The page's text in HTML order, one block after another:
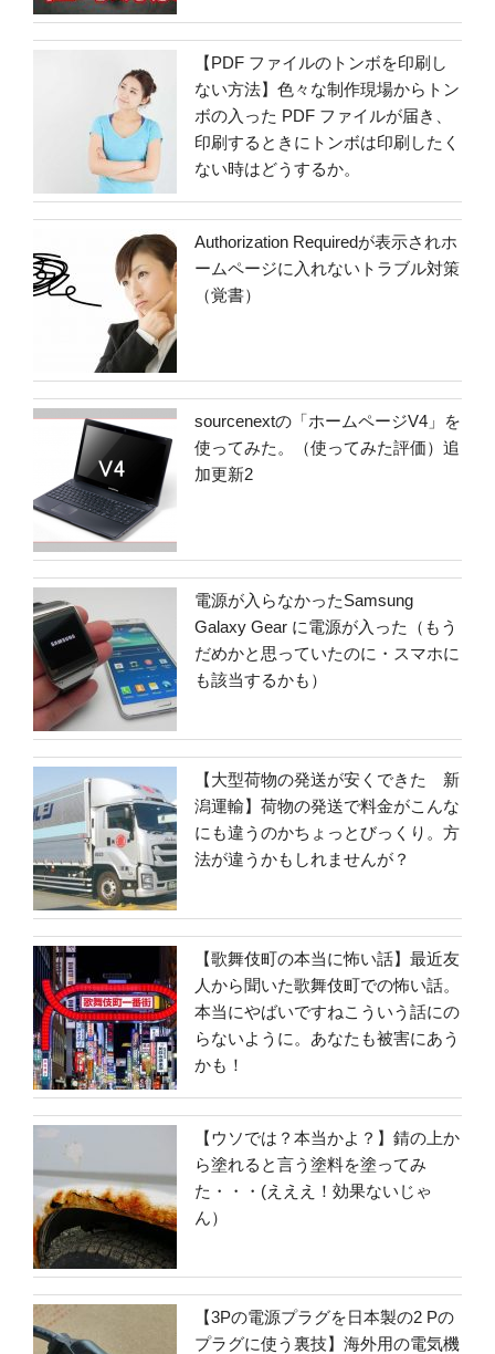
【PDF ファイルのトンボを印刷し
ない方法】色々な制作現場からトン
ボの入った PDF ファイルが届き、
印刷するときにトンボは印刷したく
ない時はどうするか。
Authorization Requiredが表示されホ
ームページに入れないトラブル対策
（覚書）
sourcenextの「ホームページV4」を
使ってみた。（使ってみた評価）追
加更新2
電源が入らなかったSamsung
Galaxy Gear に電源が入った（もう
だめかと思っていたのに・スマホに
も該当するかも）
【大型荷物の発送が安くできた 新
潟運輸】荷物の発送で料金がこんな
にも違うのかちょっとびっくり。方
法が違うかもしれませんが？
【歌舞伎町の本当に怖い話】最近友
人から聞いた歌舞伎町での怖い話。
本当にやばいですねこういう話にの
らないように。あなたも被害にあう
かも！
【ウソでは？本当かよ？】錆の上か
ら塗れると言う塗料を塗ってみ
た・・・(えええ！効果ないじゃ
ん）
【3Pの電源プラグを日本製の2 Pの
プラグに使う裏技】海外用の電気機